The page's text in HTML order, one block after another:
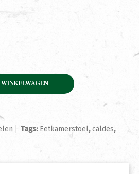
Caldes Ted Stof Dark Grey
Tags: Eetkamerstoel,caldes,